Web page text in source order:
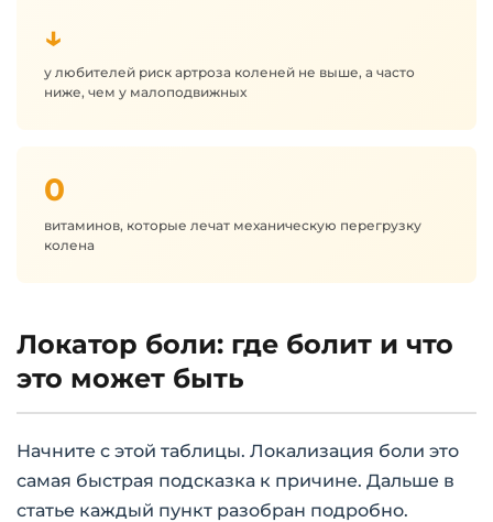
↓
у любителей риск артроза коленей не выше, а часто
ниже, чем у малоподвижных
0
витаминов, которые лечат механическую перегрузку
колена
Локатор боли: где болит и что
это может быть
Начните с этой таблицы. Локализация боли это
самая быстрая подсказка к причине. Дальше в
статье каждый пункт разобран подробно.